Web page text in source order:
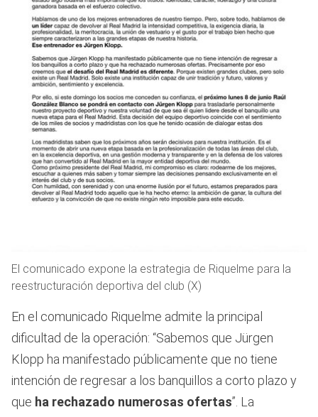
El comunicado expone la estrategia de Riquelme para la
reestructuración deportiva del club (X)
En el comunicado Riquelme admite la principal
dificultad de la operación: “Sabemos que Jürgen
Klopp ha manifestado públicamente que no tiene
intención de regresar a los banquillos a corto plazo y
que ha rechazado numerosas ofertas”. La